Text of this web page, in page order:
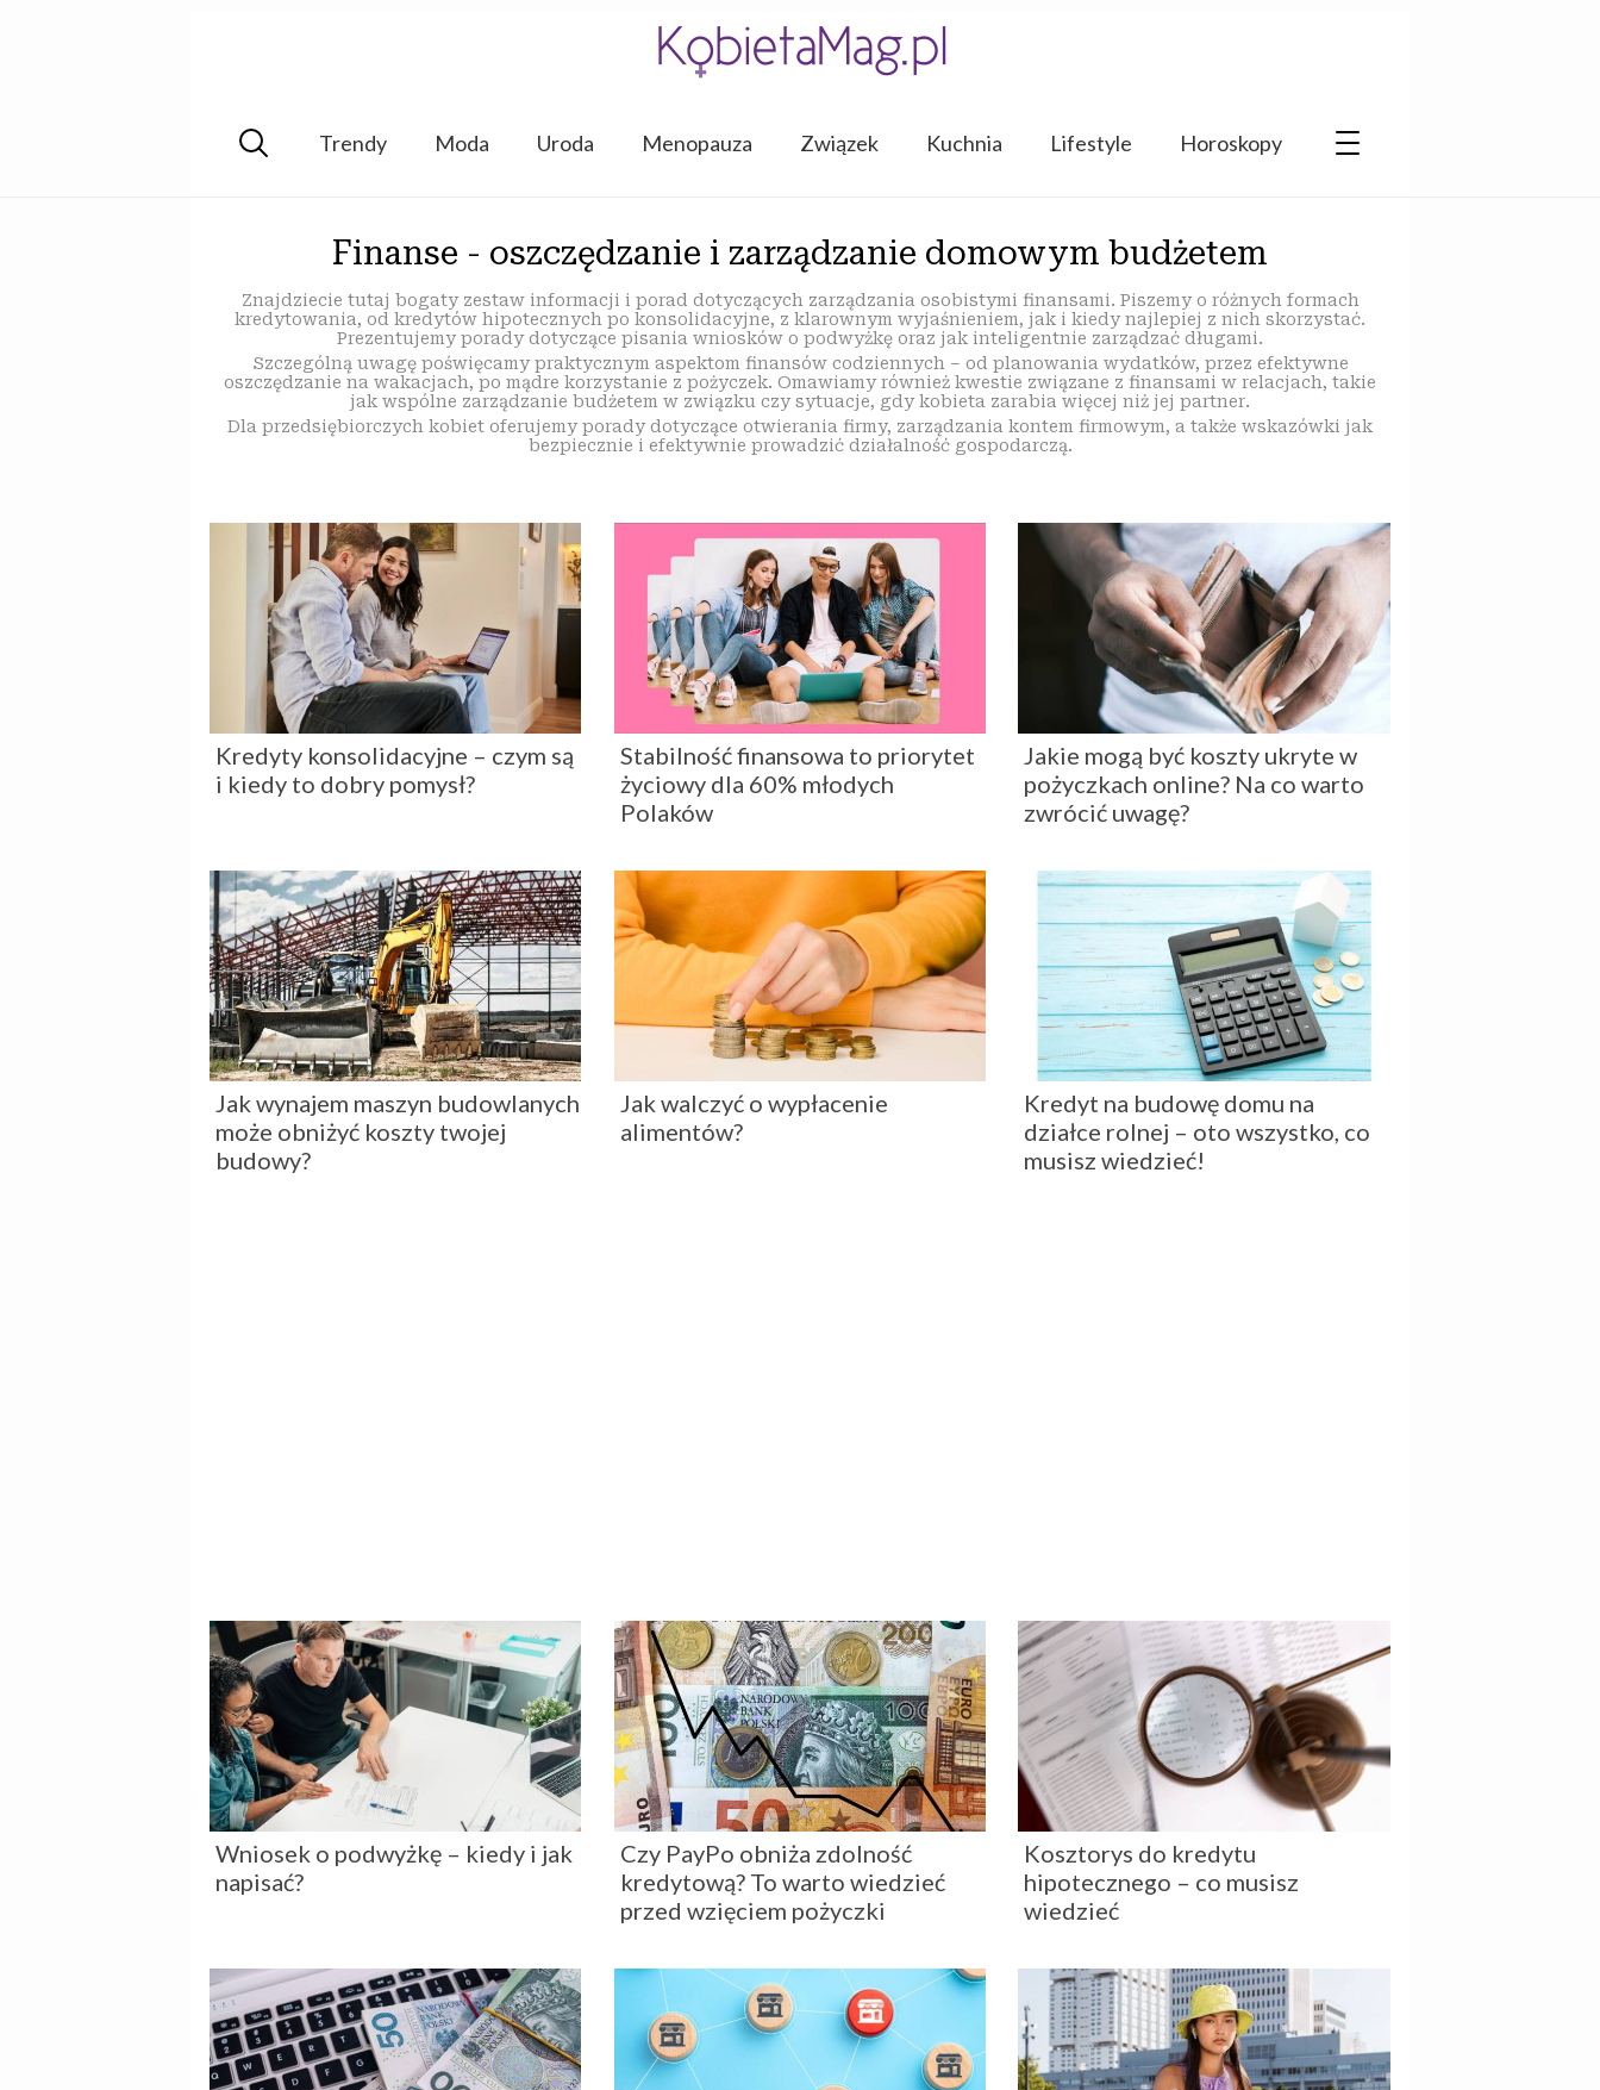
Trendy Moda Uroda Menopauza Związek Kuchnia Lifestyle Horoskopy
Finanse - oszczędzanie i zarządzanie domowym budżetem
Znajdziecie tutaj bogaty zestaw informacji i porad dotyczących zarządzania osobistymi finansami. Piszemy o różnych formach
kredytowania, od kredytów hipotecznych po konsolidacyjne, z klarownym wyjaśnieniem, jak i kiedy najlepiej z nich skorzystać.
Prezentujemy porady dotyczące pisania wniosków o podwyżkę oraz jak inteligentnie zarządzać długami.
Szczególną uwagę poświęcamy praktycznym aspektom finansów codziennych – od planowania wydatków, przez efektywne
oszczędzanie na wakacjach, po mądre korzystanie z pożyczek. Omawiamy również kwestie związane z finansami w relacjach, takie
jak wspólne zarządzanie budżetem w związku czy sytuacje, gdy kobieta zarabia więcej niż jej partner.
Dla przedsiębiorczych kobiet oferujemy porady dotyczące otwierania firmy, zarządzania kontem firmowym, a także wskazówki jak
bezpiecznie i efektywnie prowadzić działalność gospodarczą.
Kredyty konsolidacyjne – czym są
i kiedy to dobry pomysł?
Stabilność finansowa to priorytet
życiowy dla 60% młodych
Polaków
Jakie mogą być koszty ukryte w
pożyczkach online? Na co warto
zwrócić uwagę?
Jak wynajem maszyn budowlanych
może obniżyć koszty twojej
budowy?
Jak walczyć o wypłacenie
alimentów?
Kredyt na budowę domu na
działce rolnej – oto wszystko, co
musisz wiedzieć!
Wniosek o podwyżkę – kiedy i jak
napisać?
Czy PayPo obniża zdolność
kredytową? To warto wiedzieć
przed wzięciem pożyczki
Kosztorys do kredytu
hipotecznego – co musisz
wiedzieć